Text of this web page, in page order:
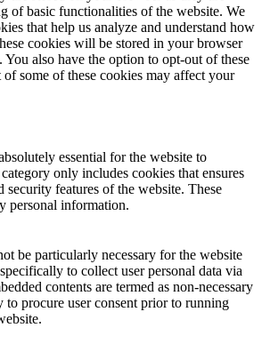
of basic functionalities of the website. We
that help us analyze and understand how
cookies will be stored in your browser
also have the option to opt-out of these
some of these cookies may affect your
essential for the website to
only includes cookies that ensures
security features of the website. These
personal information.
be particularly necessary for the website
to collect user personal data via
contents are termed as non-necessary
to procure user consent prior to running